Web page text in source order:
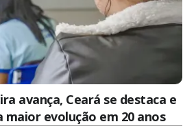
avança, Ceará se destaca e
maior evolução em 20 anos